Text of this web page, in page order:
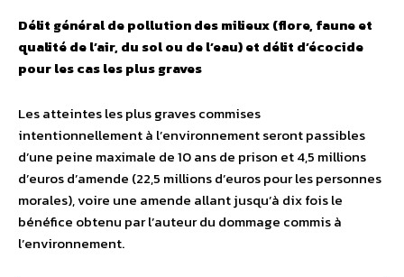
Délit général de pollution des milieux (flore, faune et
qualité de l’air, du sol ou de l’eau) et délit d’écocide
pour les cas les plus graves
Les atteintes les plus graves commises
intentionnellement à l’environnement seront passibles
d’une peine maximale de 10 ans de prison et 4,5 millions
d’euros d’amende (22,5 millions d’euros pour les personnes
morales), voire une amende allant jusqu’à dix fois le
bénéfice obtenu par l’auteur du dommage commis à
l’environnement.